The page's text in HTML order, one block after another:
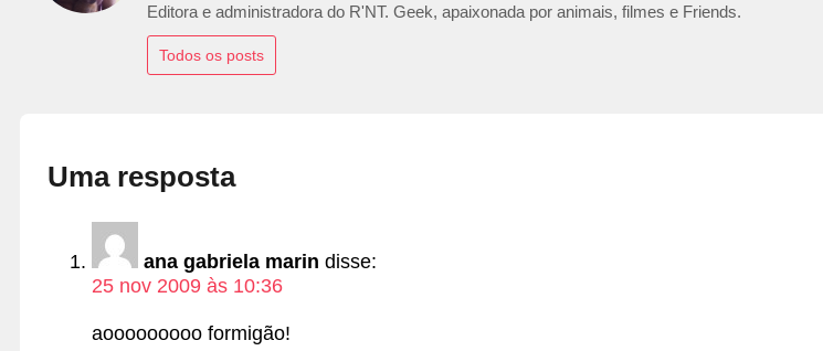
Editora e administradora do R'NT. Geek, apaixonada por animais, filmes e Friends.
Todos os posts
Uma resposta
ana gabriela marin disse:
25 nov 2009 às 10:36
aooooooooo formigão!